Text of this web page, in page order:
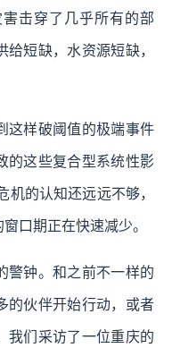
击穿了几乎所有的部
短缺，水资源短缺，
这样破阈值的极端事件
的这些复合型系统性影
机的认知还远远不够，
口期正在快速减少。
警钟。和之前不一样的
的伙伴开始行动，或者
我们采访了一位重庆的